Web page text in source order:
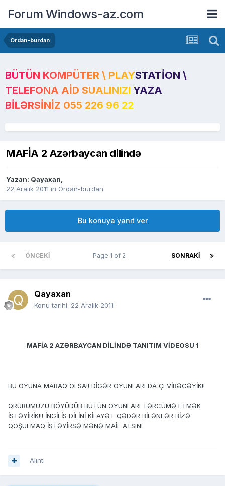
Forum Windows-az.com
Ordan-burdan
BÜTÜN KOMPÜTER \ PLAYSTATION \
TELEFONA AID SUALINIZI YAZA
BILƏRSINIZ 055 226 96 22
MAFİA 2 Azərbaycan dilində
Yazan: Qayaxan,
22 Aralık 2011 in Ordan-burdan
Bu konuya yanıt ver
ÖNCEKI SONRAKI
Page 1 of 2
Qayaxan
Konu tarihi: 22 Aralık 2011
MAFİA 2 AZƏRBAYCAN DİLİNDƏ TANITIM VİDEOSU 1
BU OYUNA MARAQ OLSA!! DİGƏR OYUNLARI DA ÇEVİRƏCƏYİK!!
QRUBUMUZU BÖYÜDÜB BÜTÜN OYUNLARI TƏRCÜMƏ ETMƏK
İSTƏYİRİK!!! İNGİLİS DİLİNİ KİFAYƏT QƏDƏR BİLƏNLƏR BİZƏ
QOŞULMAQ İSTƏYİRSƏ MƏNƏ MAİL ATSIN!
Alıntı